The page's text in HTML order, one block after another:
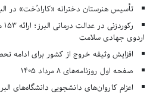
تأسیس هنرستان دخترانه «کارادُخت» در
اردوی جهادی سلامت
افزایش وثیقه خروج از کشور برای ادامه تحصیل به ۲۰۰
صفحه اول روزنامه‌های 8 مرداد 1405
اعزام کاروان‌های دانشجویی دانشگاه‌های